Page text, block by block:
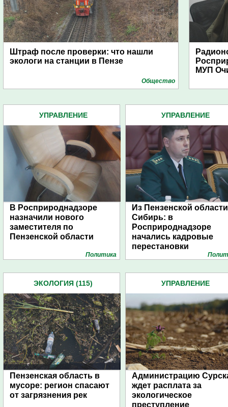
Штраф после проверки: что нашли
экологи на станции в Пензе
Общество
МУП
УПРАВЛЕНИЕ
ПЕНЗЕНСКОЙ ОБЛАСТИ (28)
В Росприроднадзоре
назначили нового
заместителя по
Пензенской области
Политика
УПРАВЛЕНИЕ
ПЕНЗЕНСКОЙ ОБЛАСТИ
Из Пензенской
Сибирь: в
Росприроднадзоре
начались кадровые
перестановки
ЭКОЛОГИЯ (115)
Пензенская область в
мусоре: регион спасают
от загрязнения рек
УПРАВЛЕНИЕ
ПЕНЗЕНСКОЙ ОБЛАСТИ
Администрацию
ждет расплата за
экологическое
преступление